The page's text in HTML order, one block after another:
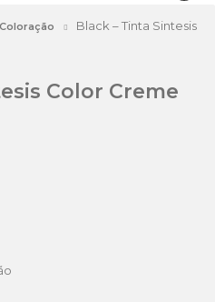
Coloração
Black – Tinta Sintesis
Color Creme